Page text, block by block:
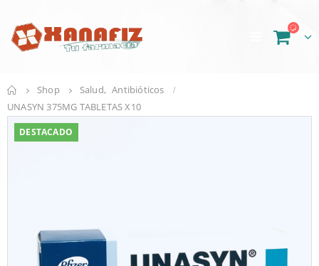
Shop Salud, Antibióticos
UNASYN 375MG TABLETAS X10
DESTACADO